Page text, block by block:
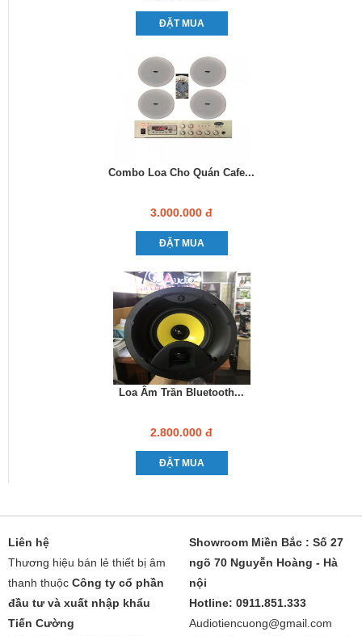
ĐẶT MUA
Combo Loa Cho Quán Cafe...
3.000.000 đ
ĐẶT MUA
Loa Âm Trần Bluetooth...
2.800.000 đ
ĐẶT MUA
Liên hệ
Thương hiệu bán lẻ thiết bị âm
thanh thuộc Công ty cổ phần
đầu tư và xuất nhập khẩu
Tiến Cường
Showroom Miền Bắc : Số 27
ngõ 70 Nguyễn Hoàng - Hà
nội
Hotline: 0911.851.333
Audiotiencuong@gmail.com